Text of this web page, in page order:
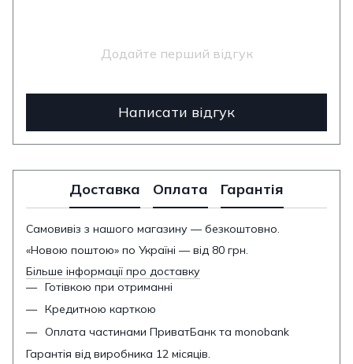
Додайте перший відгук
Написати відгук
Доставка Оплата Гарантія
Самовивіз з нашого магазину — безкоштовно.
«Новою поштою» по Україні — від 80 грн.
Більше інформації про доставку
Готівкою при отриманні
Кредитною карткою
Оплата частинами ПриватБанк та monobank
Гарантія від виробника 12 місяців.